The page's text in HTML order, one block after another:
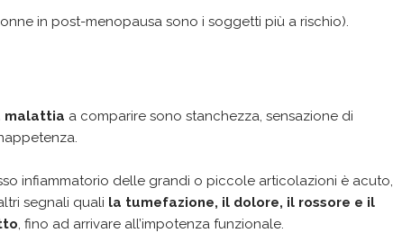
in post-menopausa sono i soggetti più a rischio).
malattia a comparire sono stanchezza, sensazione di
infiammatorio delle grandi o piccole articolazioni è acuto,
segnali quali la tumefazione, il dolore, il rossore e il
, fino ad arrivare all’impotenza funzionale.